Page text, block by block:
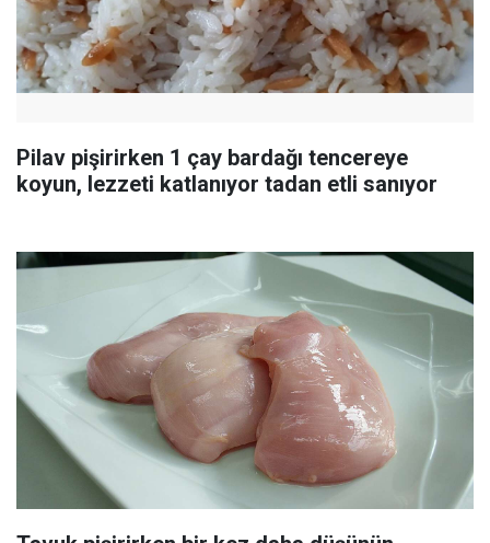
Pilav pişirirken 1 çay bardağı tencereye
koyun, lezzeti katlanıyor tadan etli sanıyor